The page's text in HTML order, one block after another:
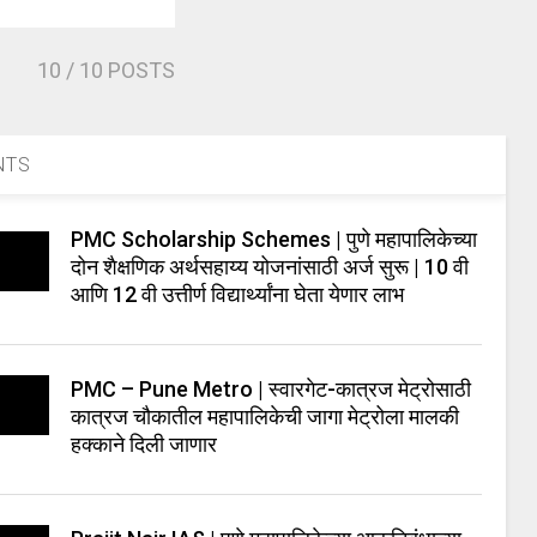
10 / 10 POSTS
PMC Scholarship Schemes | पुणे महापालिकेच्या
दोन शैक्षणिक अर्थसहाय्य योजनांसाठी अर्ज सुरू | 10 वी
आणि 12 वी उत्तीर्ण विद्यार्थ्यांना घेता येणार लाभ
PMC – Pune Metro | स्वारगेट-कात्रज मेट्रोसाठी
कात्रज चौकातील महापालिकेची जागा मेट्रोला मालकी
हक्काने दिली जाणार